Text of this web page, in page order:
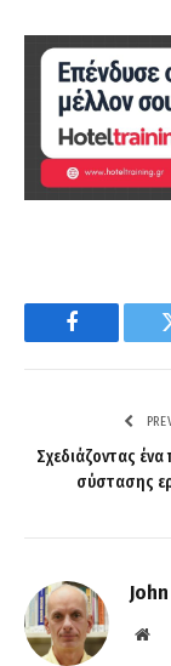
Facebook
Σχεδιάζοντας
σύστασης